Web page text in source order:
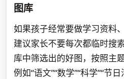
图库
如果孩子经常要做学习资料
建议家长不要每次都临时搜
库中筛选出的好图，按照主
例如“语文”“数学”“科学”“节